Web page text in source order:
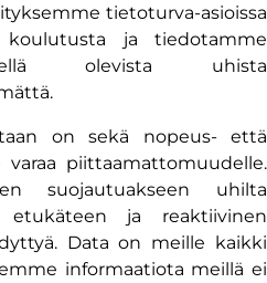
tietoturva-asioissa
koulutusta ja tiedotamme
olevista uhista
on sekä nopeus- että
varaa piittaamattomuudelle.
suojautuakseen uhilta
etukäteen ja reaktiivinen
Data on meille kaikki
informaatiota meillä ei